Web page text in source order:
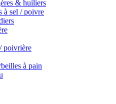
& huiliers
à sel / poivre
poivrière
à pain